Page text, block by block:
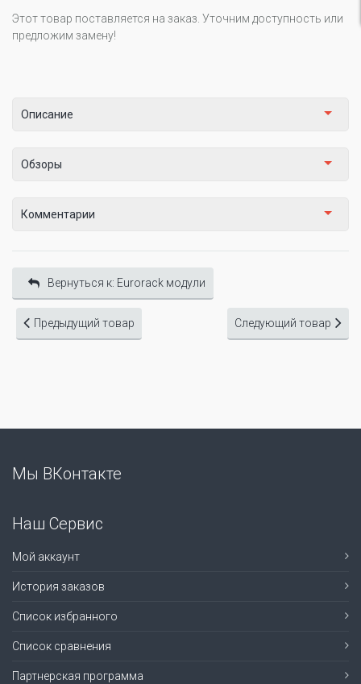
Этот товар поставляется на заказ. Уточним доступность или
предложим замену!
Описание
Обзоры
Комментарии
Вернуться к: Eurorack модули
Предыдущий товар Следующий товар
Мы ВКонтакте
Наш Сервис
Мой аккаунт
История заказов
Список избранного
Список сравнения
Партнерская программа